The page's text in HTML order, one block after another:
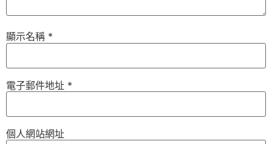
顯示名稱 *
電子郵件地址 *
個人網站網址